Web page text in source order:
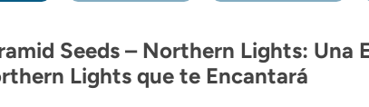
Seeds – Northern Lights: Una
Lights que te Encantará